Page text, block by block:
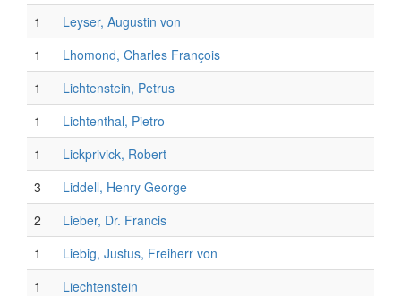
1
Leyser, Augustin von
1
Lhomond, Charles François
1
Lichtenstein, Petrus
1
Lichtenthal, Pietro
1
Lickprivick, Robert
3
Liddell, Henry George
2
Lieber, Dr. Francis
1
Liebig, Justus, Freiherr von
1
Liechtenstein